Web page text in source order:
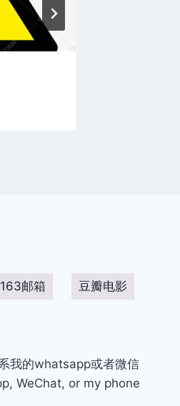
邮箱 豆瓣电影
我的whatsapp或者微信
WeChat, or my phone